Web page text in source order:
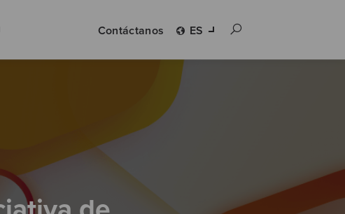
Contáctanos ES